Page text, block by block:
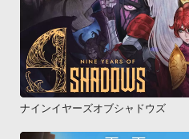
ナインイヤーズオブシャドウズ